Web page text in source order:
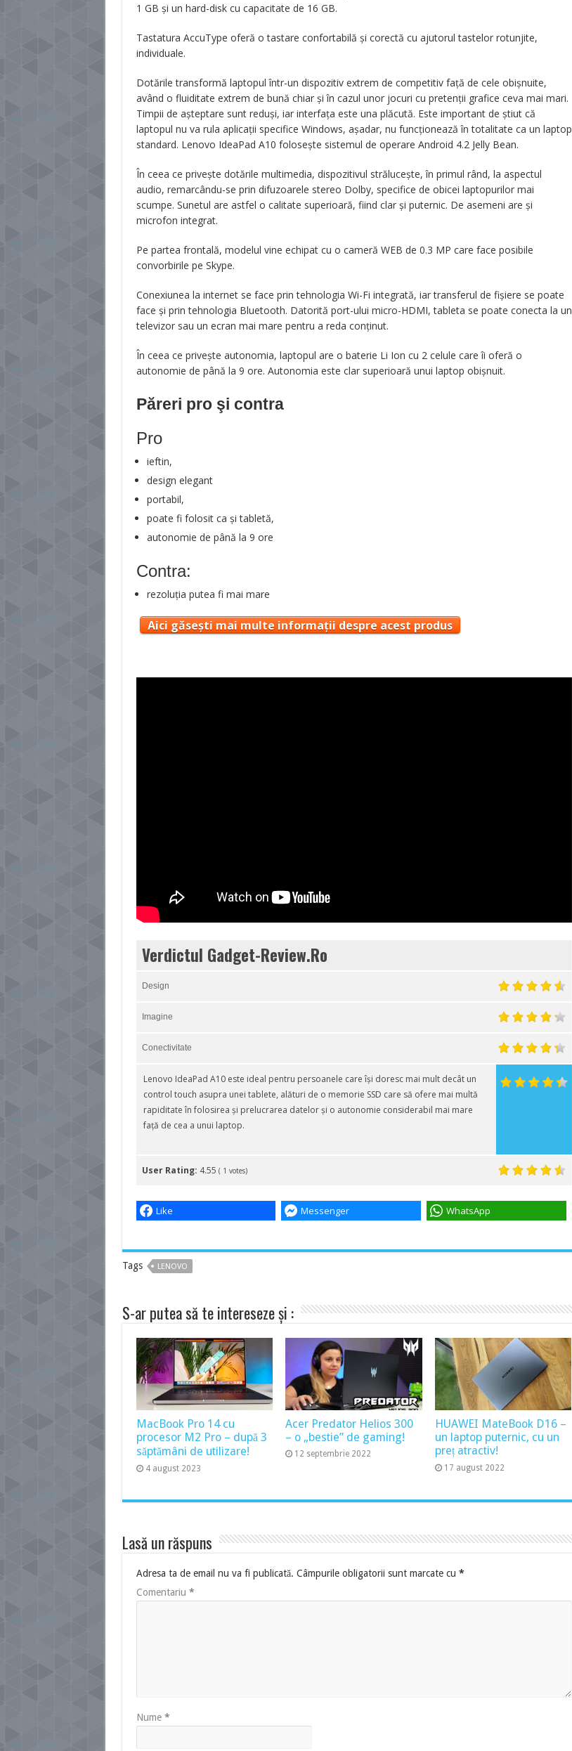
1 GB și un hard-disk cu capacitate de 16 GB.
Tastatura AccuType oferă o tastare confortabilă și corectă cu ajutorul tastelor rotunjite,
individuale.
Dotările transformă laptopul într-un dispozitiv extrem de competitiv față de cele obișnuite,
având o fluiditate extrem de bună chiar și în cazul unor jocuri cu pretenții grafice ceva mai mari.
Timpii de așteptare sunt reduși, iar interfața este una plăcută. Este important de știut că
laptopul nu va rula aplicații specifice Windows, așadar, nu funcționează în totalitate ca un laptop
standard. Lenovo IdeaPad A10 folosește sistemul de operare Android 4.2 Jelly Bean.
În ceea ce privește dotările multimedia, dispozitivul strălucește, în primul rând, la aspectul
audio, remarcându-se prin difuzoarele stereo Dolby, specifice de obicei laptopurilor mai
scumpe. Sunetul are astfel o calitate superioară, fiind clar și puternic. De asemeni are și
microfon integrat.
Pe partea frontală, modelul vine echipat cu o cameră WEB de 0.3 MP care face posibile
convorbirile pe Skype.
Conexiunea la internet se face prin tehnologia Wi-Fi integrată, iar transferul de fișiere se poate
face și prin tehnologia Bluetooth. Datorită port-ului micro-HDMI, tableta se poate conecta la un
televizor sau un ecran mai mare pentru a reda conținut.
În ceea ce privește autonomia, laptopul are o baterie Li Ion cu 2 celule care îi oferă o
autonomie de până la 9 ore. Autonomia este clar superioară unui laptop obișnuit.
Păreri pro şi contra
Pro
ieftin,
design elegant
portabil,
poate fi folosit ca și tabletă,
autonomie de până la 9 ore
Contra:
rezoluția putea fi mai mare
Aici găsești mai multe informații despre acest produs
Verdictul Gadget-Review.Ro
Design
Imagine
Conectivitate
Lenovo IdeaPad A10 este ideal pentru persoanele care își doresc mai mult decât un
control touch asupra unei tablete, alături de o memorie SSD care să ofere mai multă
rapiditate în folosirea și prelucrarea datelor și o autonomie considerabil mai mare
față de cea a unui laptop.
User Rating: 4.55 ( 1 votes)
Like Messenger WhatsApp
Tags LENOVO
S-ar putea să te intereseze și :
MacBook Pro 14 cu
procesor M2 Pro – după 3
săptămâni de utilizare!
4 august 2023
Acer Predator Helios 300
– o „bestie” de gaming!
12 septembrie 2022
HUAWEI MateBook D16 –
un laptop puternic, cu un
preț atractiv!
17 august 2022
Lasă un răspuns
Adresa ta de email nu va fi publicată. Câmpurile obligatorii sunt marcate cu *
Comentariu *
Nume *